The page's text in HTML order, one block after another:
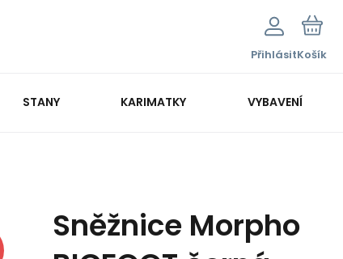
PřihlásitKošík
STANY KARIMATKY VYBAVENÍ
Sněžnice Morpho